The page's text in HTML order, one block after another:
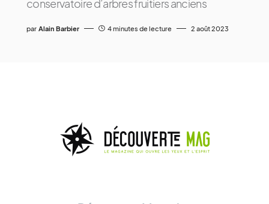
conservatoire d’arbres fruitiers anciens
par Alain Barbier 4 minutes de lecture 2 août 2023